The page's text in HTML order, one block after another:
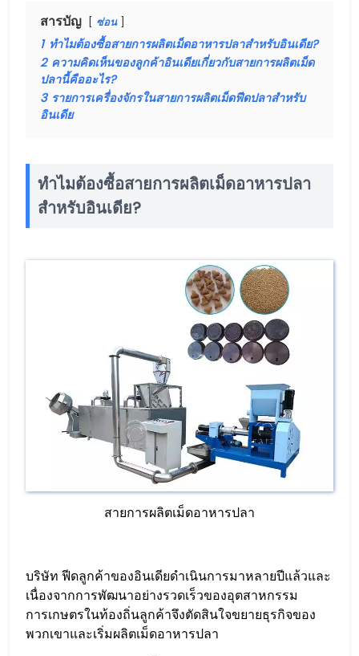
สารบัญ ซ่อน
1 ทำไมต้องซื้อสายการผลิตเม็ดอาหารปลาสำหรับอินเดีย?
2 ความคิดเห็นของลูกค้าอินเดียเกี่ยวกับสายการผลิตเม็ด
ปลานี้คืออะไร?
3 รายการเครื่องจักรในสายการผลิตเม็ดฟีดปลาสำหรับ
อินเดีย
ทำไมต้องซื้อสายการผลิตเม็ดอาหารปลา
สำหรับอินเดีย?
สายการผลิตเม็ดอาหารปลา
บริษัท ฟีดลูกค้าของอินเดียดำเนินการมาหลายปีแล้วและ
เนื่องจากการพัฒนาอย่างรวดเร็วของอุตสาหกรรม
การเกษตรในท้องถิ่นลูกค้าจึงตัดสินใจขยายธุรกิจของ
พวกเขาและเริ่มผลิตเม็ดอาหารปลา